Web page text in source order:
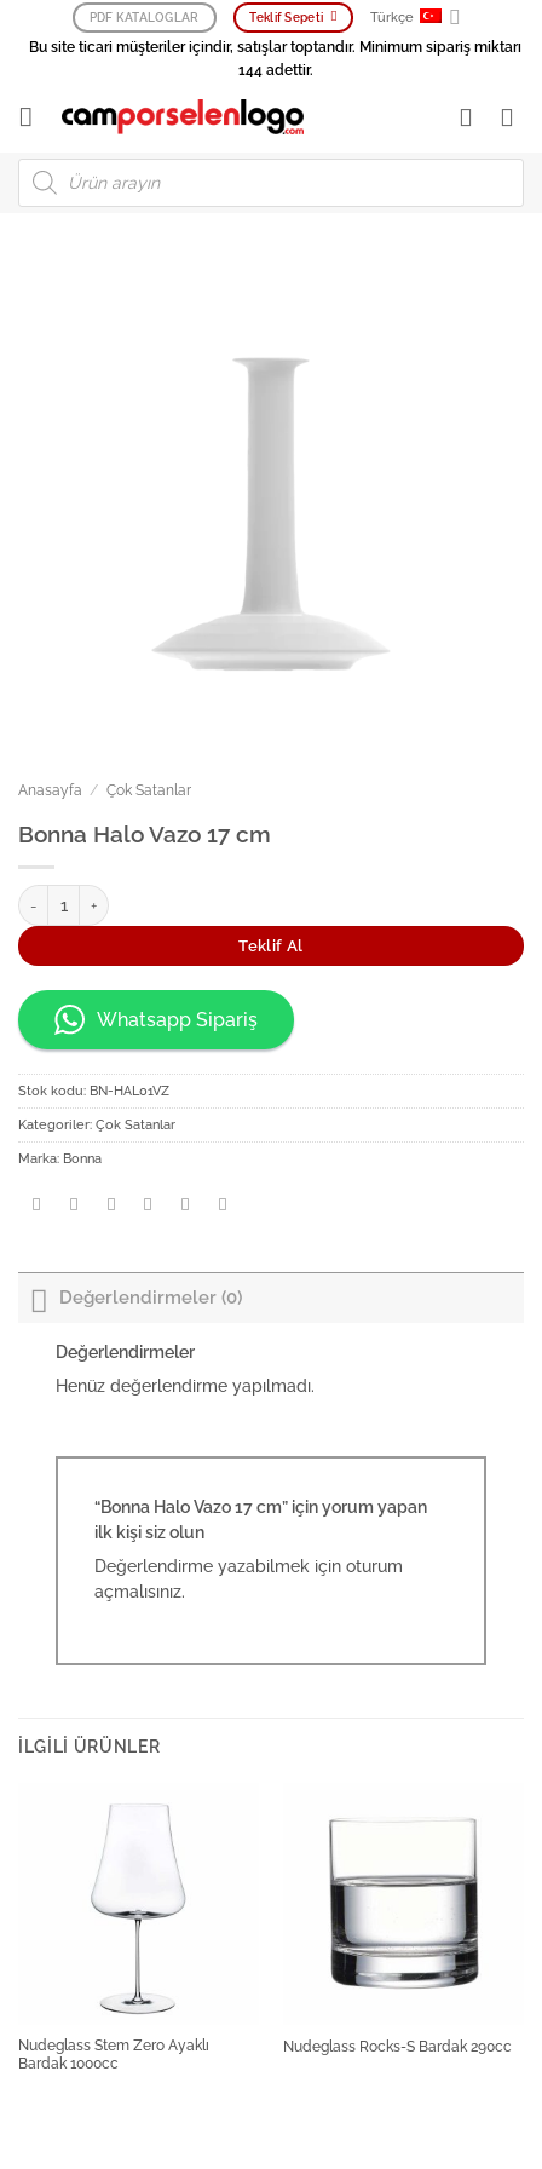
PDF KATALOGLAR Teklif Sepeti Türkçe
Bu site ticari müşteriler içindir, satışlar toptandır. Minimum sipariş miktarı
144 adettir.
Products
search
Anasayfa / Çok Satanlar
Bonna Halo Vazo 17 cm
Bonna Halo Vazo 17 cm adet
Teklif Al
Whatsapp Sipariş
Stok kodu: BN-HAL01VZ
Kategoriler: Çok Satanlar
Marka: Bonna
Değerlendirmeler (0)
Değerlendirmeler
Henüz değerlendirme yapılmadı.
“Bonna Halo Vazo 17 cm” için yorum yapan
ilk kişi siz olun
Değerlendirme yazabilmek içinoturum
açmalısınız.
İLGILI ÜRÜNLER
Nudeglass Stem Zero Ayaklı
Bardak 1000cc
Nudeglass Rocks-S Bardak 290cc